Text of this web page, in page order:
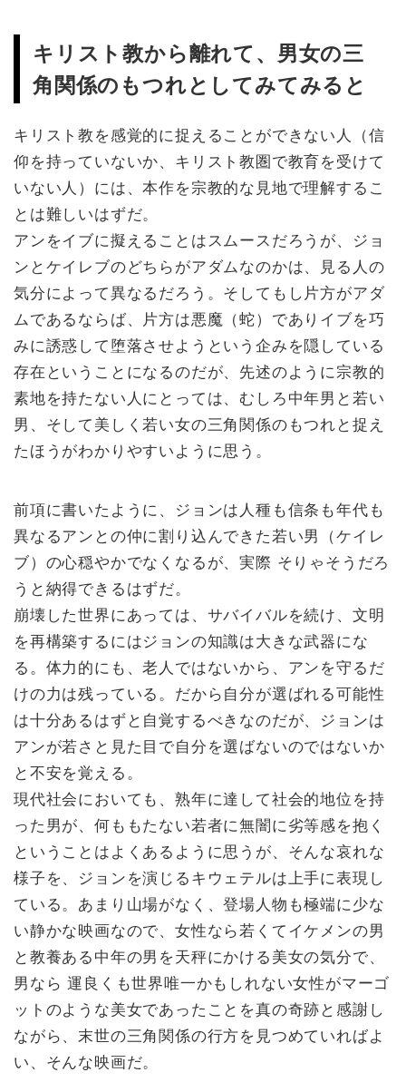
キリスト教から離れて、男女の三
角関係のもつれとしてみてみると
キリスト教を感覚的に捉えることができない人（信
仰を持っていないか、キリスト教圏で教育を受けて
いない人）には、本作を宗教的な見地で理解するこ
とは難しいはずだ。
アンをイブに擬えることはスムースだろうが、ジョ
ンとケイレブのどちらがアダムなのかは、見る人の
気分によって異なるだろう。そしてもし片方がアダ
ムであるならば、片方は悪魔（蛇）でありイブを巧
みに誘惑して堕落させようという企みを隠している
存在ということになるのだが、先述のように宗教的
素地を持たない人にとっては、むしろ中年男と若い
男、そして美しく若い女の三角関係のもつれと捉え
たほうがわかりやすいように思う。
前項に書いたように、ジョンは人種も信条も年代も
異なるアンとの仲に割り込んできた若い男（ケイレ
ブ）の心穏やかでなくなるが、実際 そりゃそうだろ
うと納得できるはずだ。
崩壊した世界にあっては、サバイバルを続け、文明
を再構築するにはジョンの知識は大きな武器にな
る。体力的にも、老人ではないから、アンを守るだ
けの力は残っている。だから自分が選ばれる可能性
は十分あるはずと自覚するべきなのだが、ジョンは
アンが若さと見た目で自分を選ばないのではないか
と不安を覚える。
現代社会においても、熟年に達して社会的地位を持
った男が、何ももたない若者に無闇に劣等感を抱く
ということはよくあるように思うが、そんな哀れな
様子を、ジョンを演じるキウェテルは上手に表現し
ている。あまり山場がなく、登場人物も極端に少な
い静かな映画なので、女性なら若くてイケメンの男
と教養ある中年の男を天秤にかける美女の気分で、
男なら 運良くも世界唯一かもしれない女性がマーゴ
ットのような美女であったことを真の奇跡と感謝し
ながら、末世の三角関係の行方を見つめていればよ
い、そんな映画だ。